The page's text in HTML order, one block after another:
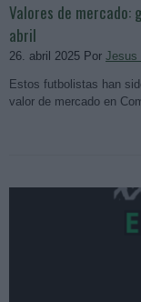
Valores de mercado:
abril
26. abril 2025 Por Jesus
Estos futbolistas han
valor de mercado en